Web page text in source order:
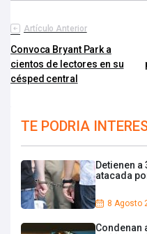
Artículo Anterior
Convoca Bryant Park a
cientos de lectores en su
césped central
TE PODRIA
Detienen
atacada
8 Agosto
Condenan